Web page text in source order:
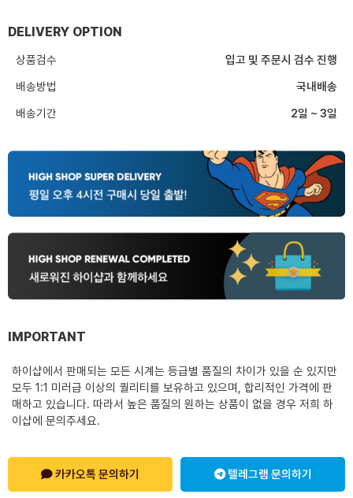
DELIVERY OPTION
상품검수
입고 및 주문시 검수 진행
배송방법
국내배송
배송기간
2일 ~ 3일
IMPORTANT
하이샵에서 판매되는 모든 시계는 등급별 품질의 차이가 있을 순 있지만
모두 1:1 미러급 이상의 퀄리티를 보유하고 있으며, 합리적인 가격에 판
매하고 있습니다. 따라서 높은 품질의 원하는 상품이 없을 경우 저희 하
이샵에 문의주세요.
카카오톡 문의하기 텔레그램 문의하기